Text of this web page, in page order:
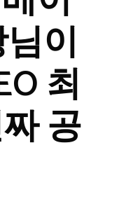
이
최
공